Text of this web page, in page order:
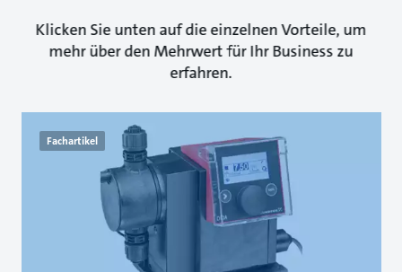
Klicken Sie unten auf die einzelnen Vorteile, um
mehr über den Mehrwert für Ihr Business zu
erfahren.
Fachartikel